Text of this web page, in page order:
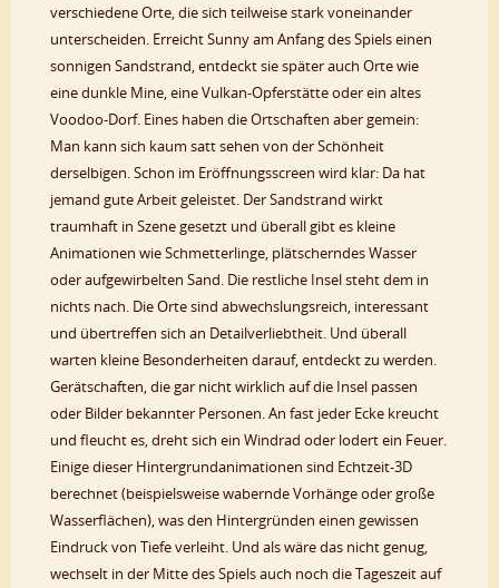
verschiedene Orte, die sich teilweise stark voneinander
unterscheiden. Erreicht Sunny am Anfang des Spiels einen
sonnigen Sandstrand, entdeckt sie später auch Orte wie
eine dunkle Mine, eine Vulkan-Opferstätte oder ein altes
Voodoo-Dorf. Eines haben die Ortschaften aber gemein:
Man kann sich kaum satt sehen von der Schönheit
derselbigen. Schon im Eröffnungsscreen wird klar: Da hat
jemand gute Arbeit geleistet. Der Sandstrand wirkt
traumhaft in Szene gesetzt und überall gibt es kleine
Animationen wie Schmetterlinge, plätscherndes Wasser
oder aufgewirbelten Sand. Die restliche Insel steht dem in
nichts nach. Die Orte sind abwechslungsreich, interessant
und übertreffen sich an Detailverliebtheit. Und überall
warten kleine Besonderheiten darauf, entdeckt zu werden.
Gerätschaften, die gar nicht wirklich auf die Insel passen
oder Bilder bekannter Personen. An fast jeder Ecke kreucht
und fleucht es, dreht sich ein Windrad oder lodert ein Feuer.
Einige dieser Hintergrundanimationen sind Echtzeit-3D
berechnet (beispielsweise wabernde Vorhänge oder große
Wasserflächen), was den Hintergründen einen gewissen
Eindruck von Tiefe verleiht. Und als wäre das nicht genug,
wechselt in der Mitte des Spiels auch noch die Tageszeit auf